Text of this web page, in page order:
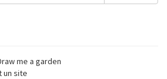
me a garden
un site